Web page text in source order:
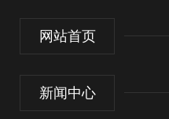
网站首页
新闻中心